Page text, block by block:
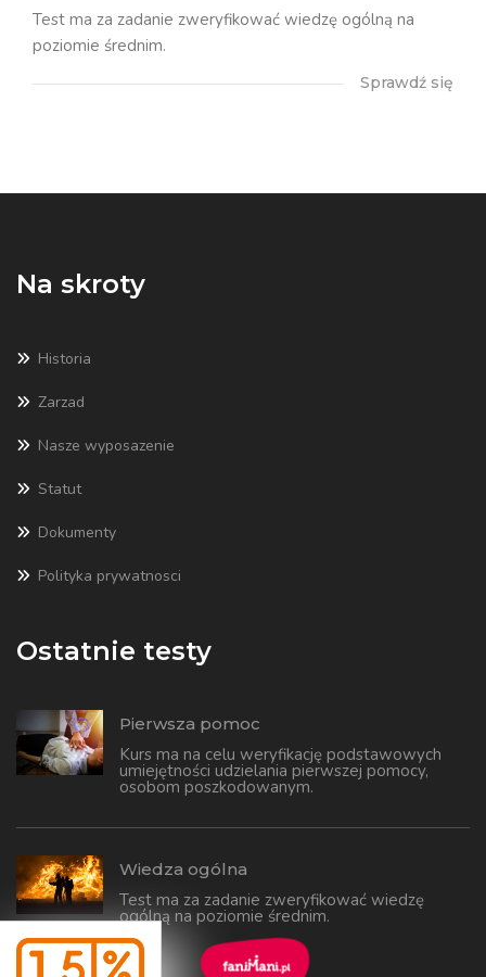
Test ma za zadanie zweryfikować wiedzę ogólną na
poziomie średnim.
Sprawdź się
Na skroty
Historia
Zarzad
Nasze wyposazenie
Statut
Dokumenty
Polityka prywatnosci
Ostatnie testy
Pierwsza pomoc
Kurs ma na celu weryfikację podstawowych
umiejętności udzielania pierwszej pomocy,
osobom poszkodowanym.
Wiedza ogólna
Test ma za zadanie zweryfikować wiedzę
ogólną na poziomie średnim.